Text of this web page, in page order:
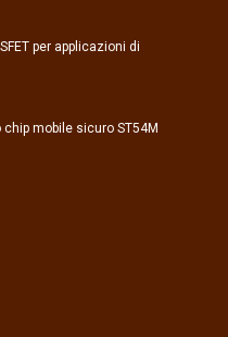
per applicazioni di
mobile sicuro ST54M